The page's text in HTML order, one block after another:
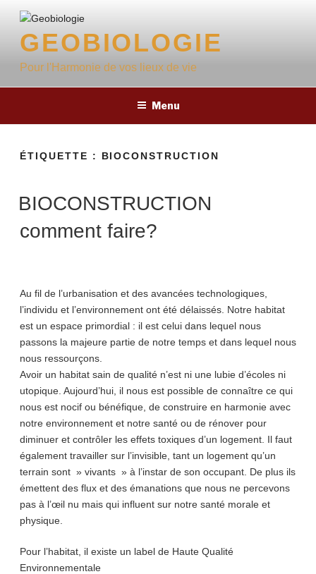
contenuGEOBIOLOGIE
Pour l'Harmonie de vos lieux de vie
Menu
ÉTIQUETTE : BIOCONSTRUCTION
BIOCONSTRUCTION
comment faire?
Au fil de l’urbanisation et des avancées technologiques,
l’individu et l’environnement ont été délaissés. Notre habitat
est un espace primordial : il est celui dans lequel nous
passons la majeure partie de notre temps et dans lequel nous
nous ressourçons.
Avoir un habitat sain de qualité n’est ni une lubie d’écoles ni
utopique. Aujourd’hui, il nous est possible de connaître ce qui
nous est nocif ou bénéfique, de construire en harmonie avec
notre environnement et notre santé ou de rénover pour
diminuer et contrôler les effets toxiques d’un logement. Il faut
également travailler sur l’invisible, tant un logement qu’un
terrain sont » vivants » à l’instar de son occupant. De plus ils
émettent des flux et des émanations que nous ne percevons
pas à l’œil nu mais qui influent sur notre santé morale et
physique.
Pour l’habitat, il existe un label de Haute Qualité
Environnementale